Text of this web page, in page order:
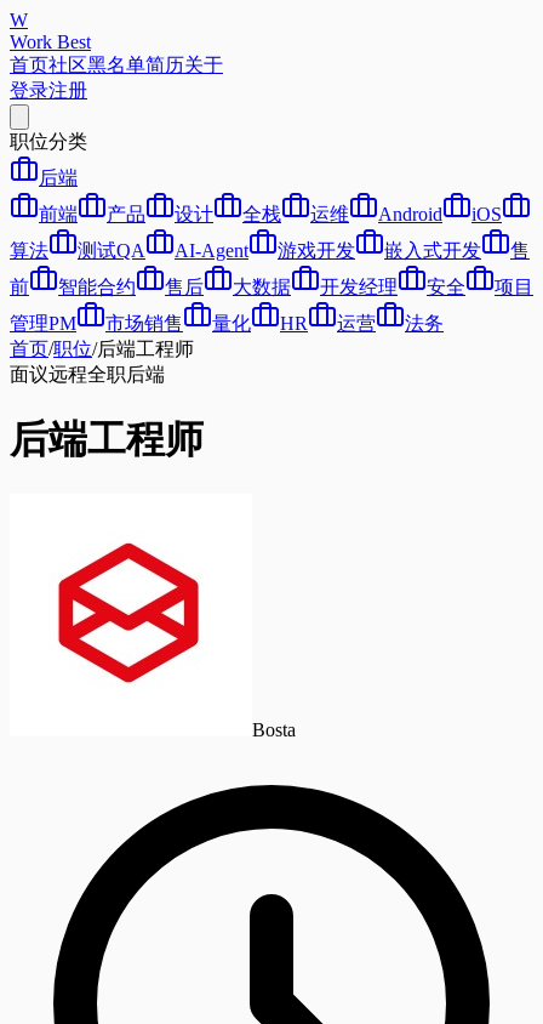
W
Work Best
首页社区黑名单简历关于
登录注册
职位分类
后端
前端
产品 设计 全栈 运维 Android
iOS
算法
测试QA AI-Agent 游戏开发 嵌入式开发
售
前
智能合约 售后 大数据 开发经理 安全
项目
管理PM
市场销售 量化 HR 运营
法务
首页/职位/后端工程师
面议远程全职后端
后端工程师
Bosta